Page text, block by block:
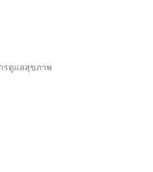
รดูแลสุขภาพ